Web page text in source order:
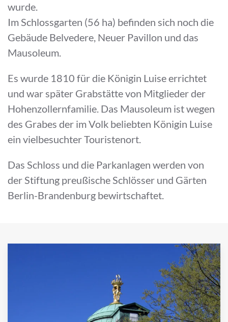
wurde.
Im Schlossgarten (56 ha) befinden sich noch die
Gebäude Belvedere, Neuer Pavillon und das
Mausoleum.
Es wurde 1810 für die Königin Luise errichtet
und war später Grabstätte von Mitglieder der
Hohenzollernfamilie. Das Mausoleum ist wegen
des Grabes der im Volk beliebten Königin Luise
ein vielbesuchter Touristenort.
Das Schloss und die Parkanlagen werden von
der Stiftung preußische Schlösser und Gärten
Berlin-Brandenburg bewirtschaftet.